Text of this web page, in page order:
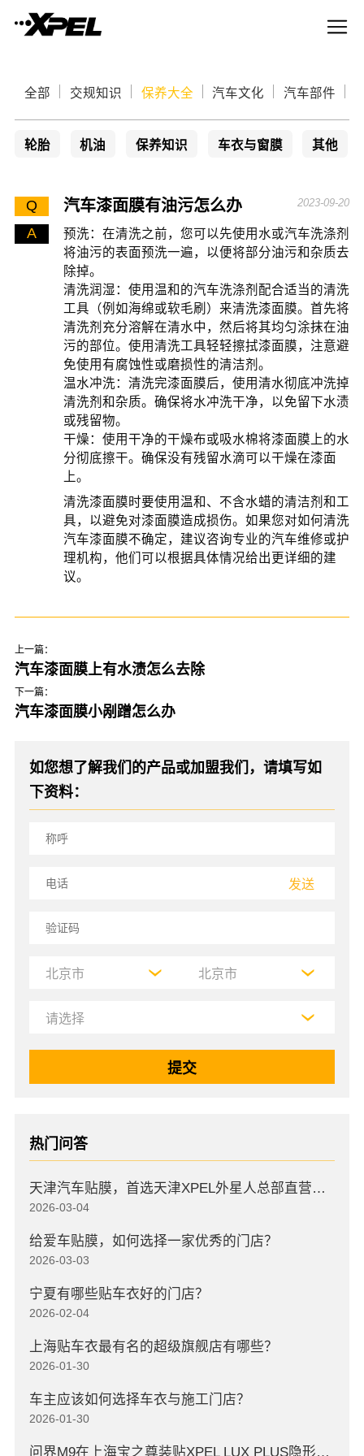
全部 交规知识 保养大全 汽车文化 汽车部件
轮胎 机油 保养知识 车衣与窗膜 其他
Q 汽车漆面膜有油污怎么办 2023-09-20
A
预洗：在清洗之前，您可以先使用水或汽车洗涤剂
将油污的表面预洗一遍，以便将部分油污和杂质去
除掉。
清洗润湿：使用温和的汽车洗涤剂配合适当的清洗
工具（例如海绵或软毛刷）来清洗漆面膜。首先将
清洗剂充分溶解在清水中，然后将其均匀涂抹在油
污的部位。使用清洗工具轻轻擦拭漆面膜，注意避
免使用有腐蚀性或磨损性的清洁剂。
温水冲洗：清洗完漆面膜后，使用清水彻底冲洗掉
清洗剂和杂质。确保将水冲洗干净，以免留下水渍
或残留物。
干燥：使用干净的干燥布或吸水棉将漆面膜上的水
分彻底擦干。确保没有残留水滴可以干燥在漆面
上。
清洗漆面膜时要使用温和、不含水蜡的清洁剂和工
具，以避免对漆面膜造成损伤。如果您对如何清洗
汽车漆面膜不确定，建议咨询专业的汽车维修或护
理机构，他们可以根据具体情况给出更详细的建
议。
上一篇：
汽车漆面膜上有水渍怎么去除
下一篇：
汽车漆面膜小剐蹭怎么办
如您想了解我们的产品或加盟我们，请填写如
下资料：
发送
热门问答
天津汽车贴膜，首选天津XPEL外星人总部直营店，高口碑店
2026-03-04
给爱车贴膜，如何选择一家优秀的门店？
2026-03-03
宁夏有哪些贴车衣好的门店？
2026-02-04
上海贴车衣最有名的超级旗舰店有哪些？
2026-01-30
车主应该如何选择车衣与施工门店？
2026-01-30
问界M9在上海宝之尊装贴XPEL LUX PLUS隐形车衣